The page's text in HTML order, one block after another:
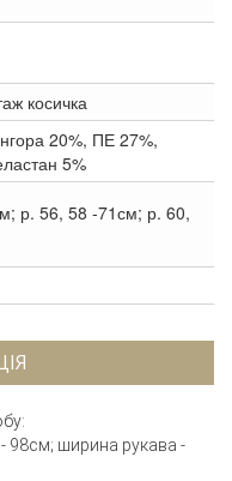
косичка
20%, ПЕ 27%,
5%
р. 56, 58 -71см; р. 60,
98см; ширина рукава -